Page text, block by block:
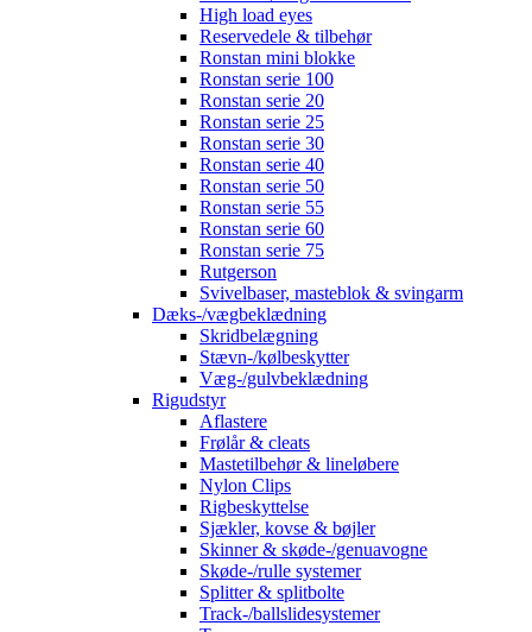
High load eyes
Reservedele & tilbehør
Ronstan mini blokke
Ronstan serie 100
Ronstan serie 20
Ronstan serie 25
Ronstan serie 30
Ronstan serie 40
Ronstan serie 50
Ronstan serie 55
Ronstan serie 60
Ronstan serie 75
Rutgerson
Svivelbaser, masteblok & svingarm
Dæks-/vægbeklædning
Skridbelægning
Stævn-/kølbeskytter
Væg-/gulvbeklædning
Rigudstyr
Aflastere
Frølår & cleats
Mastetilbehør & lineløbere
Nylon Clips
Rigbeskyttelse
Sjækler, kovse & bøjler
Skinner & skøde-/genuavogne
Skøde-/rulle systemer
Splitter & splitbolte
Track-/ballslidesystemer